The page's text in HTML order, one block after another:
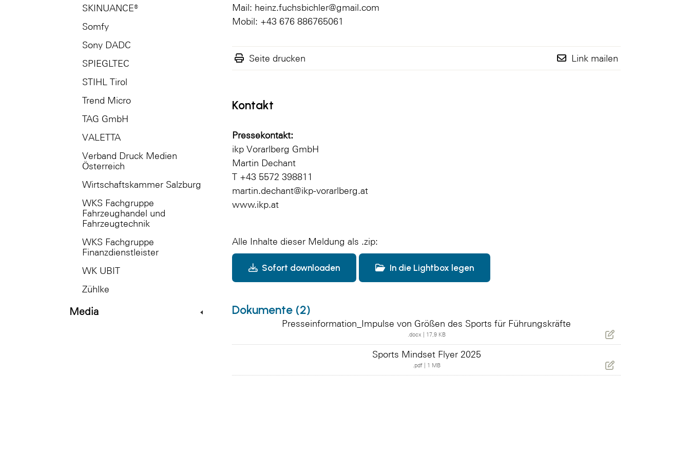
SKINUANCE®
Somfy
Sony DADC
SPIEGLTEC
STIHL Tirol
Trend Micro
TAG GmbH
VALETTA
Verband Druck Medien
Österreich
Wirtschaftskammer Salzburg
WKS Fachgruppe
Fahrzeughandel und
Fahrzeugtechnik
WKS Fachgruppe
Finanzdienstleister
WK UBIT
Zühlke
Media
Mail: heinz.fuchsbichler@gmail.com
Mobil: +43 676 886765061
Seite drucken Link mailen
Kontakt
Pressekontakt:
ikp Vorarlberg GmbH
Martin Dechant
T +43 5572 398811
martin.dechant@ikp-vorarlberg.at
www.ikp.at
Alle Inhalte dieser Meldung als .zip:
Sofort downloaden In die Lightbox legen
Dokumente (2)
Presseinformation_Impulse von Größen des Sports für Führungskräfte
.docx 17,9 KB
Sports Mindset Flyer 2025
.pdf| 1 MB